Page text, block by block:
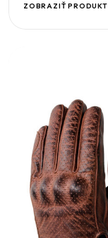
ZOBRAZIŤ PRODUKT